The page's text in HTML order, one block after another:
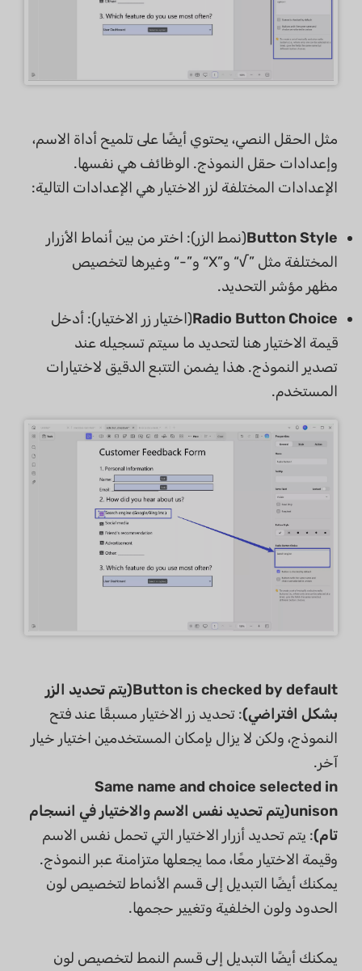
مثل الحقل النصي، يحتوي أيضًا على تلميح أداة الاسم،
وإعدادات حقل النموذج. الوظائف هي نفسها.
الإعدادات المختلفة لزر الاختيار هي الإعدادات التالية:
Button Style(نمط الزر): اختر من بين أنماط الأزرار
المختلفة مثل ”√“ و”X“ و”-“ وغيرها لتخصيص
مظهر مؤشر التحديد.
Radio Button Choice(اختيار زر الاختيار): أدخل
قيمة الاختيار هنا لتحديد ما سيتم تسجيله عند
تصدير النموذج. هذا يضمن التتبع الدقيق لاختيارات
المستخدم.
Button is checked by default(يتم تحديد الزر
بشكل افتراضي): تحديد زر الاختيار مسبقًا عند فتح
النموذج، ولكن لا يزال بإمكان المستخدمين اختيار خيار
آخر.
Same name and choice selected in
unison(يتم تحديد نفس الاسم والاختيار في انسجام
تام): يتم تحديد أزرار الاختيار التي تحمل نفس الاسم
وقيمة الاختيار معًا، مما يجعلها متزامنة عبر النموذج.
يمكنك أيضًا التبديل إلى قسم الأنماط لتخصيص لون
الحدود ولون الخلفية وتغيير حجمها.
يمكنك أيضًا التبديل إلى قسم النمط لتخصيص لون